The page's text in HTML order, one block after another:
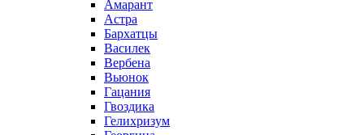
Амарант
Астра
Бархатцы
Василек
Вербена
Вьюнок
Гацания
Гвоздика
Гелихризум